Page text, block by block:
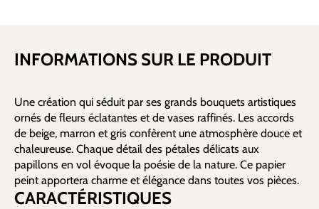
INFORMATIONS SUR LE PRODUIT
Une création qui séduit par ses grands bouquets artistiques
ornés de fleurs éclatantes et de vases raffinés. Les accords
de beige, marron et gris confèrent une atmosphère douce et
chaleureuse. Chaque détail des pétales délicats aux
papillons en vol évoque la poésie de la nature. Ce papier
peint apportera charme et élégance dans toutes vos pièces.
CARACTÉRISTIQUES